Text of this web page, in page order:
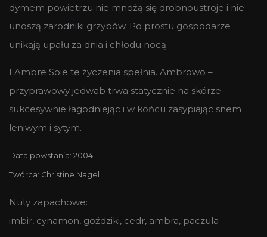
dymem powietrzu nie mnożą się drobnoustroje i nie
unoszą zarodniki grzybów. Po prostu gospodarze
unikają upału za dnia i chłodu nocą.
I Ambre Soie te życzenia spełnia. Ambrowo –
przyprawowy jedwab trwa statycznie na skórze
sukcesywnie łagodniejąc i w końcu zasypiając snem
leniwym i sytym.
Data powstania: 2004
Twórca: Christine Nagel
Nuty zapachowe:
imbir, cynamon, goździki, cedr, ambra, paczula